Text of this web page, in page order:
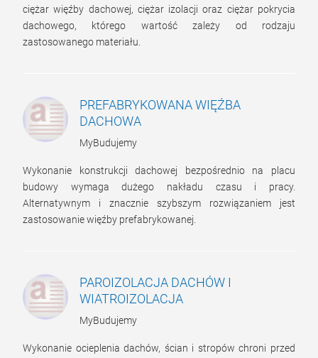
ciężar więźby dachowej, ciężar izolacji oraz ciężar pokrycia
dachowego, którego wartość zależy od rodzaju
zastosowanego materiału.
PREFABRYKOWANA WIĘŹBA
DACHOWA
MyBudujemy
Wykonanie konstrukcji dachowej bezpośrednio na placu
budowy wymaga dużego nakładu czasu i pracy.
Alternatywnym i znacznie szybszym rozwiązaniem jest
zastosowanie więźby prefabrykowanej.
PAROIZOLACJA DACHÓW I
WIATROIZOLACJA
MyBudujemy
Wykonanie ocieplenia dachów, ścian i stropów chroni przed